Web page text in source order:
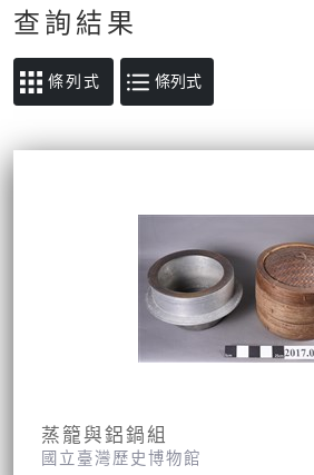
查詢結果
條列式
蒸籠與鋁鍋組
國立臺灣歷史博物館